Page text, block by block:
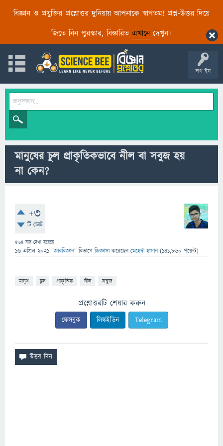
বিজ্ঞান ও প্রযুক্তির প্রশ্নোত্তর দুনিয়ায় আপনাকে স্বাগতম! প্রশ্ন-উত্তর দিয়ে
জিতে নিন পুরস্কার, বিস্তারিত এখানেদেখুন।
লগ ইন
মানুষের চুল প্রাকৃতিকভাবে নীল বা সবুজ হয়
না কেন?
+3
টি ভোট
564 বার দেখা হয়েছে
16 এপ্রিল 2021 "জীববিজ্ঞান" বিভাগে জিজ্ঞাসাকরেছেনমেহেদী হাসান (141,860 পয়েন্ট)
মানুষ চুল প্রাকৃতিক নীল সবুজ
প্রশ্নোত্তরটি শেয়ার করুন
ফেসবুক লিঙ্কইডিন Telegram